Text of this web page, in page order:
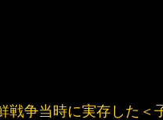
戦争当時に実存した＜